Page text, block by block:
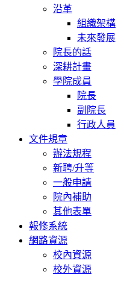
沿革
組織架構
未來發展
院長的話
深耕計畫
學院成員
院長
副院長
行政人員
文件規章
辦法規程
新聘/升等
一般申請
院內補助
其他表單
報修系統
網路資源
校內資源
校外資源